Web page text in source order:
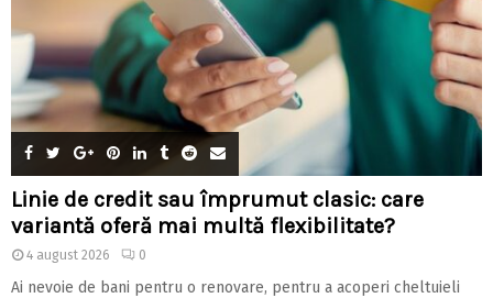
Linie de credit sau împrumut clasic: care
variantă oferă mai multă flexibilitate?
4 august 2026 0
Ai nevoie de bani pentru o renovare, pentru a acoperi cheltuieli